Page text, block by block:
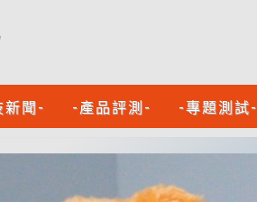
新聞- -產品評測- -專題測試-